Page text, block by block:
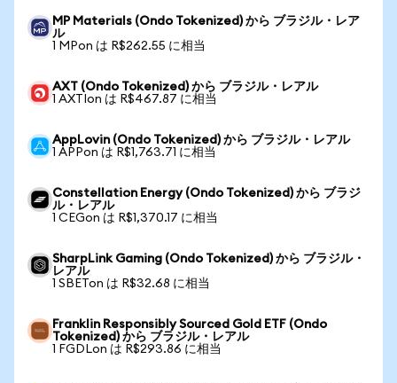
MP Materials (Ondo Tokenized) から ブラジル・レア
ル
1 MPon は R$262.55 に相当
AXT (Ondo Tokenized) から ブラジル・レアル
1 AXTIon は R$467.87 に相当
AppLovin (Ondo Tokenized) から ブラジル・レアル
1 APPon は R$1,763.71 に相当
Constellation Energy (Ondo Tokenized) から ブラジ
ル・レアル
1 CEGon は R$1,370.17 に相当
SharpLink Gaming (Ondo Tokenized) から ブラジル・
レアル
1 SBETon は R$32.68 に相当
Franklin Responsibly Sourced Gold ETF (Ondo
Tokenized) から ブラジル・レアル
1 FGDLon は R$293.86 に相当